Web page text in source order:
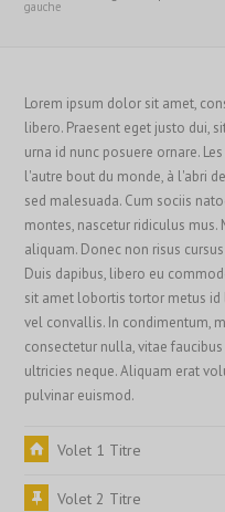
gauche
Lorem ipsum dolor sit amet,
libero. Praesent eget justo dui,
urna id nunc posuere ornare.
l'autre bout du monde, à l'abri
sed malesuada. Cum sociis
montes, nascetur ridiculus
aliquam. Donec non risus
Duis dapibus, libero eu
sit amet lobortis tortor metus id
vel convallis. In condimentum,
consectetur nulla, vitae
ultricies neque. Aliquam erat
pulvinar euismod.
Volet 1 Titre
Volet 2 Titre